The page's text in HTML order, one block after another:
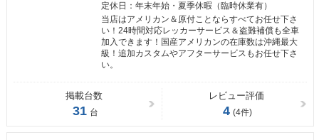
定休日： 年末年始・夏季休暇（臨時休業有）
当店はアメリカン＆原付ことならすべてお任せ下さ
い！24時間対応レッカーサービス＆盗難補償も全車
加入できます！国産アメリカンの在庫数は沖縄最大
級！追加カスタムやアフターサービスもお任せ下さ
い。
掲載台数
31 台
レビュー評価
4 (4件)